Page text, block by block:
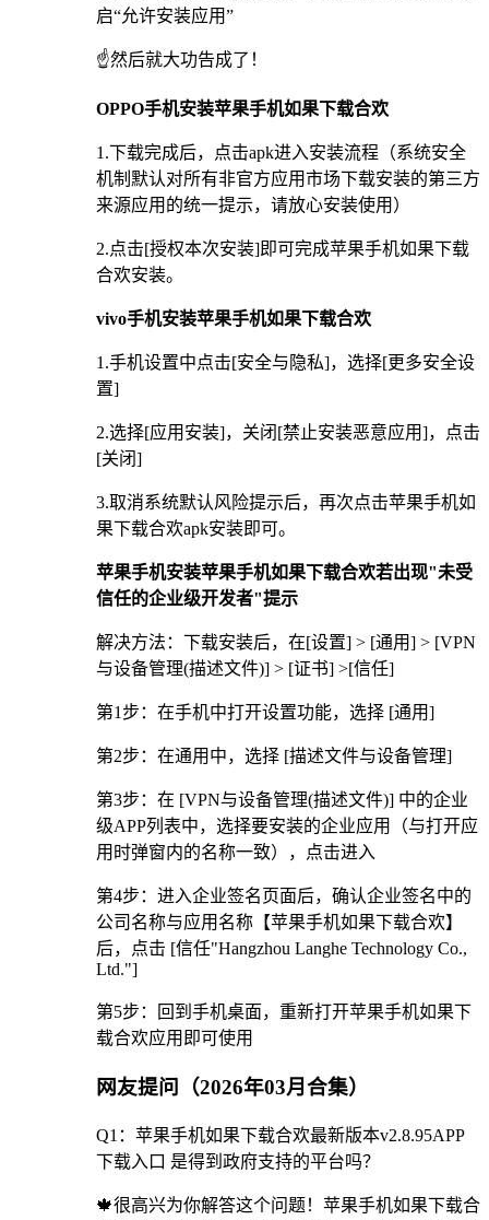
启“允许安装应用”
☝️然后就大功告成了！
OPPO手机安装苹果手机如果下载合欢
1.下载完成后，点击apk进入安装流程（系统安全
机制默认对所有非官方应用市场下载安装的第三方
来源应用的统一提示，请放心安装使用）
2.点击[授权本次安装]即可完成苹果手机如果下载
合欢安装。
vivo手机安装苹果手机如果下载合欢
1.手机设置中点击[安全与隐私]，选择[更多安全设
置]
2.选择[应用安装]，关闭[禁止安装恶意应用]，点击
[关闭]
3.取消系统默认风险提示后，再次点击苹果手机如
果下载合欢apk安装即可。
苹果手机安装苹果手机如果下载合欢若出现"未受
信任的企业级开发者"提示
解决方法：下载安装后，在[设置] > [通用] > [VPN
与设备管理(描述文件)] > [证书] >[信任]
第1步：在手机中打开设置功能，选择 [通用]
第2步：在通用中，选择 [描述文件与设备管理]
第3步：在 [VPN与设备管理(描述文件)] 中的企业
级APP列表中，选择要安装的企业应用（与打开应
用时弹窗内的名称一致），点击进入
第4步：进入企业签名页面后，确认企业签名中的
公司名称与应用名称【苹果手机如果下载合欢】
后，点击 [信任"Hangzhou Langhe Technology Co.,
Ltd."]
第5步：回到手机桌面，重新打开苹果手机如果下
载合欢应用即可使用
网友提问（2026年03月合集）
Q1：苹果手机如果下载合欢最新版本v2.8.95APP
下载入口 是得到政府支持的平台吗？
🍁很高兴为你解答这个问题！苹果手机如果下载合